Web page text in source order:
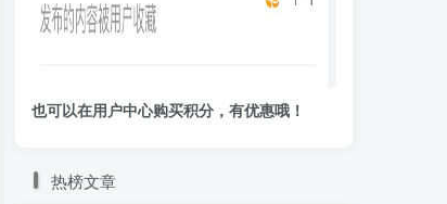
也可以在用户中心购买积分，有优惠哦！
热榜文章